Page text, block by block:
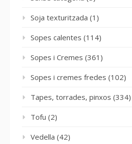
Soja texturitzada (1)
Sopes calentes (114)
Sopes i Cremes (361)
Sopes i cremes fredes (102)
Tapes, torrades, pinxos (334)
Tofu (2)
Vedella (42)